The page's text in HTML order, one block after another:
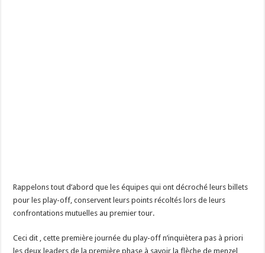
Rappelons tout d’abord que les équipes qui ont décroché leurs billets
pour les play-off, conservent leurs points récoltés lors de leurs
confrontations mutuelles au premier tour.
Ceci dit , cette première journée du play-off n’inquiètera pas à priori
les deux leaders de la première phase à savoir la flèche de menzel